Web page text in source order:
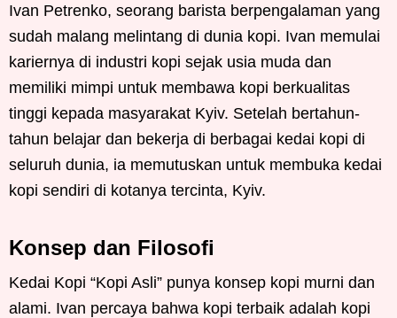
Ivan Petrenko, seorang barista berpengalaman yang
sudah malang melintang di dunia kopi. Ivan memulai
kariernya di industri kopi sejak usia muda dan
memiliki mimpi untuk membawa kopi berkualitas
tinggi kepada masyarakat Kyiv. Setelah bertahun-
tahun belajar dan bekerja di berbagai kedai kopi di
seluruh dunia, ia memutuskan untuk membuka kedai
kopi sendiri di kotanya tercinta, Kyiv.
Konsep dan Filosofi
Kedai Kopi “Kopi Asli” punya konsep kopi murni dan
alami. Ivan percaya bahwa kopi terbaik adalah kopi